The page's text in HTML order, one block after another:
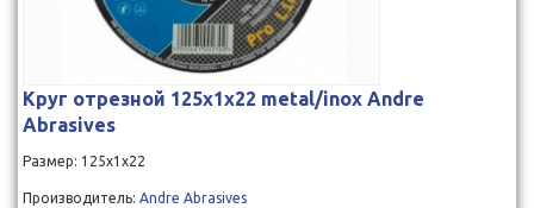
Круг отрезной 125x1x22 metal/inox Andre
Abrasives
Размер: 125х1х22
Производитель: Andre Abrasives